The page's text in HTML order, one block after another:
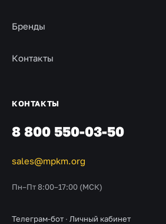
Бренды
Контакты
КОНТАКТЫ
8 800 550-03-50
sales@mpkm.org
Пн–Пт 8:00–17:00 (МСК)
Телеграм-бот · Личный кабинет